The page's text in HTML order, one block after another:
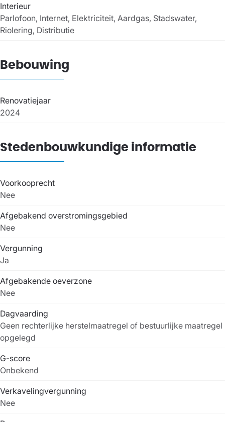
Interieur
Parlofoon, Internet, Elektriciteit, Aardgas, Stadswater,
Riolering, Distributie
Bebouwing
Renovatiejaar
2024
Stedenbouwkundige informatie
Voorkooprecht
Nee
Afgebakend overstromingsgebied
Nee
Vergunning
Ja
Afgebakende oeverzone
Nee
Dagvaarding
Geen rechterlijke herstelmaatregel of bestuurlijke maatregel
opgelegd
G-score
Onbekend
Verkavelingvergunning
Nee